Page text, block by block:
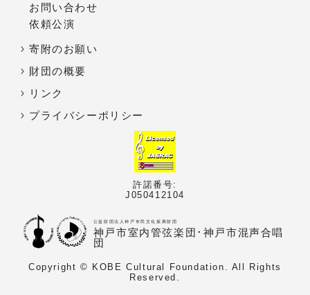
お問い合わせ
依頼公演
寄附のお願い
財団の概要
リンク
プライバシーポリシー
許諾番号:
J050412104
公益財団法人神戸市民文化振興財団
神戸市室内管弦楽団･神戸市混声合唱
団
Copyright © KOBE Cultural Foundation. All Rights
Reserved.